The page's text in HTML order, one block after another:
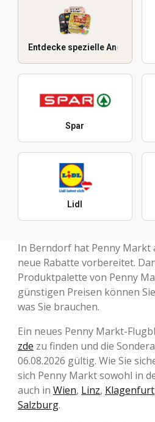
Entdecke spezielle Angebote
Spar
Lidl
In Berndorf hat Penny Markt
neue Rabatte vorbereitet.
Produktpalette von Penny
günstigen Preisen können
was Sie brauchen.
Ein neues Penny Markt-
zde zu finden und die
06.08.2026 gültig. Wie Sie
sich Penny Markt sowohl in
auch in Wien, Linz, Klagenfurt
Salzburg.